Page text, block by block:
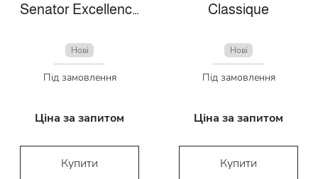
Senator Excellence Perpetual Calendar
Нові
Під замовлення
Ціна за запитом
Купити
Classique
Нові
Під замовлення
Ціна за запитом
Купити